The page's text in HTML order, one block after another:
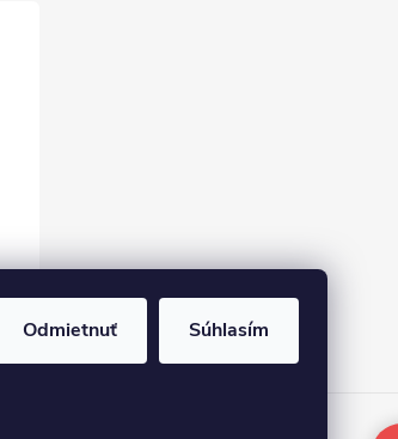
Odmietnuť Súhlasím